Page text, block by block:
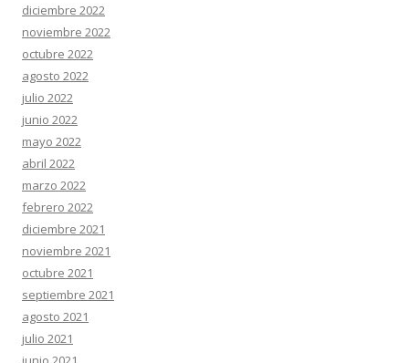
diciembre 2022
noviembre 2022
octubre 2022
agosto 2022
julio 2022
junio 2022
mayo 2022
abril 2022
marzo 2022
febrero 2022
diciembre 2021
noviembre 2021
octubre 2021
septiembre 2021
agosto 2021
julio 2021